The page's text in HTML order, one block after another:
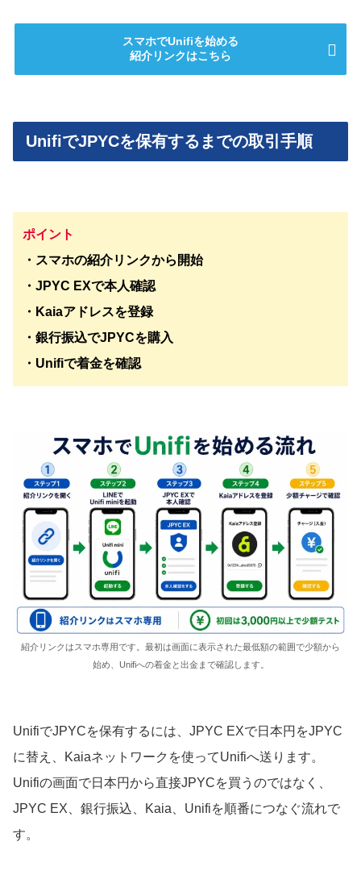
スマホでUnifiを始める
紹介リンクはこちら
UnifiでJPYCを保有するまでの取引手順
ポイント
・スマホの紹介リンクから開始
・JPYC EXで本人確認
・Kaiaアドレスを登録
・銀行振込でJPYCを購入
・Unifiで着金を確認
紹介リンクはスマホ専用です。最初は画面に表示された最低額の範囲で少額から
始め、Unifiへの着金と出金まで確認します。
UnifiでJPYCを保有するには、JPYC EXで日本円をJPYC
に替え、Kaiaネットワークを使ってUnifiへ送ります。
Unifiの画面で日本円から直接JPYCを買うのではなく、
JPYC EX、銀行振込、Kaia、Unifiを順番につなぐ流れで
す。